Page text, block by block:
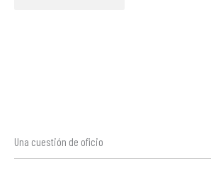
Una cuestión de oficio